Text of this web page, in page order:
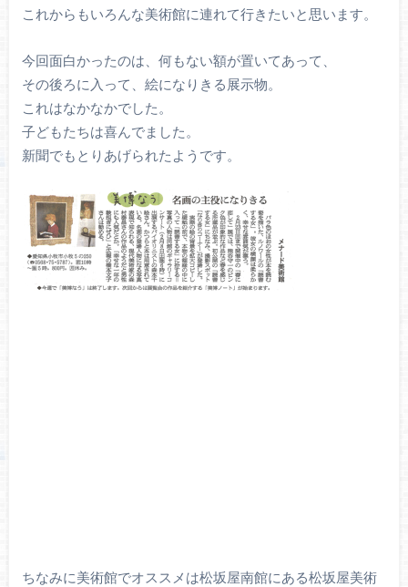
これからもいろんな美術館に連れて行きたいと思います。
今回面白かったのは、何もない額が置いてあって、
その後ろに入って、絵になりきる展示物。
これはなかなかでした。
子どもたちは喜んでました。
新聞でもとりあげられたようです。
ちなみに美術館でオススメは松坂屋南館にある松坂屋美術